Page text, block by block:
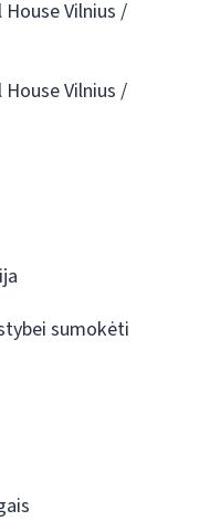
Vilnius /
Vilnius /
sumokėti